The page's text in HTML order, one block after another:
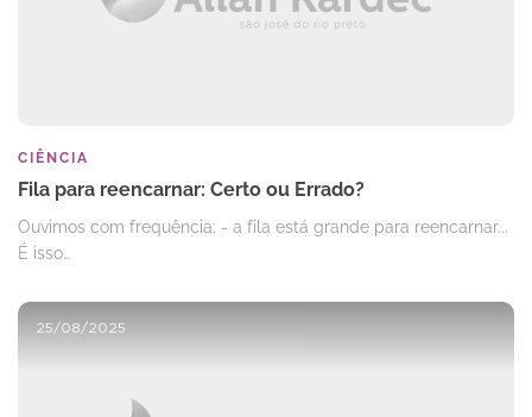
CIÊNCIA
Fila para reencarnar: Certo ou Errado?
Ouvimos com frequência: - a fila está grande para reencarnar...
É isso…
25/08/2025